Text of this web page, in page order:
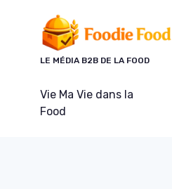
LE MÉDIA B2B DE LA FOOD
Vie Ma Vie dans la
Food